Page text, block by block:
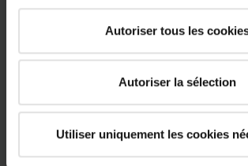
Autoriser tous les
Autoriser la sélection
Utiliser uniquement les cookies
Décors en bois pour fenêtres en plastique
Chêne doré Pin